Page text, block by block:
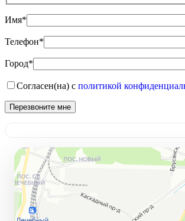
Имя*
Телефон*
Город*
Согласен(на) с политикой